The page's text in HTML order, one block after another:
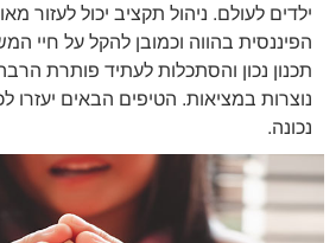
ילדים לעולם. ניהול תקציב יכול לעזור
הפיננסית בהווה וכמובן להקל על חיי
תכנון נכון והסתכלות לעתיד פותרת
נוצרות במציאות. הטיפים הבאים יעזרו
נכונה.